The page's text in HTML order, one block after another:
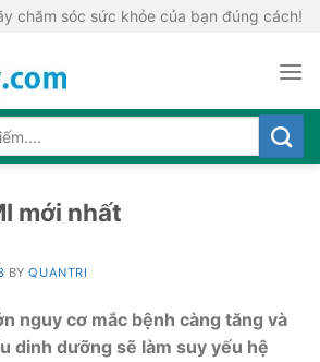
chăm sóc sức khỏe của bạn đúng cách!
mới nhất
BYQUANTRI
nguy cơ mắc bệnh càng tăng và
dinh dưỡng sẽ làm suy yếu hệ